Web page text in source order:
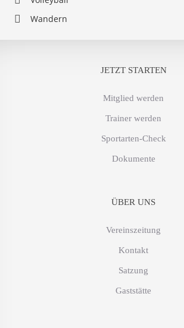
Wandern
JETZT STARTEN
Mitglied werden
Trainer werden
Sportarten-Check
Dokumente
ÜBER UNS
Vereinszeitung
Kontakt
Satzung
Gaststätte